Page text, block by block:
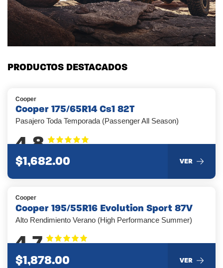
PRODUCTOS DESTACADOS
Cooper
Cooper 175/65R14 Cs1 82T
Pasajero Toda Temporada (Passenger All Season)
4.8
$1,682.00 VER
Cooper
Cooper 195/55R16 Evolution Sport 87V
Alto Rendimiento Verano (High Performance Summer)
4.7
$1,878.00 VER